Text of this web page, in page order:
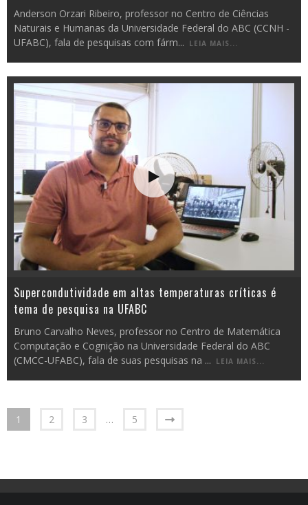
Anderson Orzari Ribeiro, professor no Centro de Ciências
Naturais e Humanas da Universidade Federal do ABC (CCNH -
UFABC), fala de pesquisas com fárm... LEIA MAIS...
Supercondutividade em altas temperaturas críticas é
tema de pesquisa na UFABC
Bruno Carvalho Neves, professor no Centro de Matemática
Computação e Cognição na Universidade Federal do ABC
(CMCC-UFABC), fala de suas pesquisas na ... LEIA MAIS...
1 2 3 … 5